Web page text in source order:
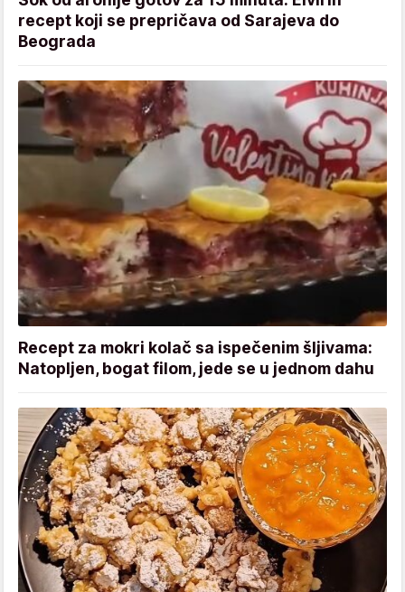
recept koji se prepričava od Sarajeva do
Beograda
Recept za mokri kolač sa ispečenim šljivama:
Natopljen, bogat filom, jede se u jednom dahu